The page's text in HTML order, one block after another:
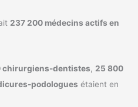
237 200 médecins actifs en
chirurgiens-dentistes, 25 800
podologues étaient en